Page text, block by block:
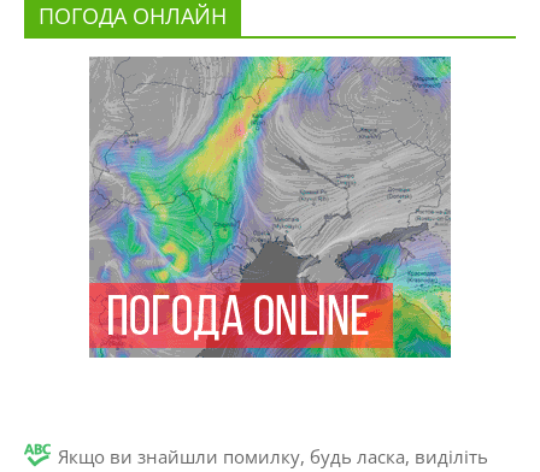
ПОГОДА ОНЛАЙН
Якщо ви знайшли помилку, будь ласка, виділіть